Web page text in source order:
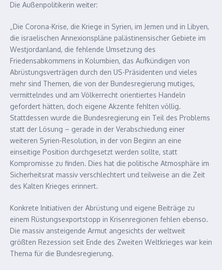
Die Außenpolitikerin weiter:
„Die Corona-Krise, die Kriege in Syrien, im Jemen und in Libyen,
die israelischen Annexionspläne palästinensischer Gebiete im
Westjordanland, die fehlende Umsetzung des
Friedensabkommens in Kolumbien, das Aufkündigen von
Abrüstungsverträgen durch den US-Präsidenten und vieles
mehr sind Themen, die von der Bundesregierung mutiges,
vermittelndes und am Völkerrecht orientiertes Handeln
gefordert hätten, doch eigene Akzente fehlten völlig.
Stattdessen wurde die Bundesregierung ein Teil des Problems
statt der Lösung – gerade in der Verabschiedung einer
weiteren Syrien-Resolution, in der von Beginn an eine
einseitige Position durchgesetzt werden sollte, statt
Kompromisse zu finden. Dies hat die politische Atmosphäre im
Sicherheitsrat massiv verschlechtert und teilweise an die Zeit
des Kalten Krieges erinnert.
Konkrete Initiativen der Abrüstung und eigene Beiträge zu
einem Rüstungsexportstopp in Krisenregionen fehlen ebenso.
Die massiv ansteigende Armut angesichts der weltweit
größten Rezession seit Ende des Zweiten Weltkrieges war kein
Thema für die Bundesregierung.